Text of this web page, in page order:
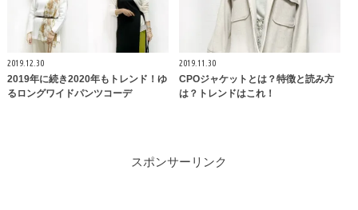
2019.12.30
2019年に続き2020年もトレンド！ゆ
るロングワイドパンツコーデ
2019.11.30
CPOジャケットとは？特徴と読み方
は？トレンドはこれ！
スポンサーリンク